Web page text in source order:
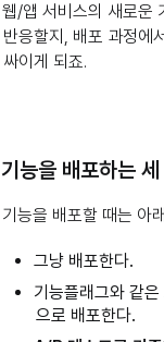
웹/앱 서비스의 새로운
반응할지, 배포 과정에
싸이게 되죠.
기능을 배포하는
기능을 배포할 때는 아
그냥 배포한다.
기능플래그와 같
으로 배포한다.